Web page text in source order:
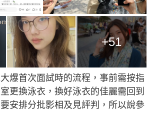
+51
爆首次面試時的流程，事前需按指
更換泳衣，換好泳衣的佳麗需回到
安排分批影相及見評判，所以說參